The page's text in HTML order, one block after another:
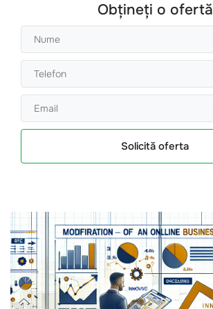
Obțineți o ofertă
Solicită oferta